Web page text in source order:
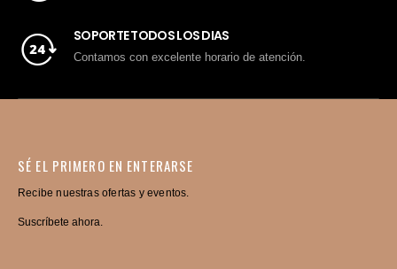
SOPORTE TODOS LOS DIAS
Contamos con excelente horario de atención.
SÉ EL PRIMERO EN ENTERARSE
Recibe nuestras ofertas y eventos.
Suscríbete ahora.